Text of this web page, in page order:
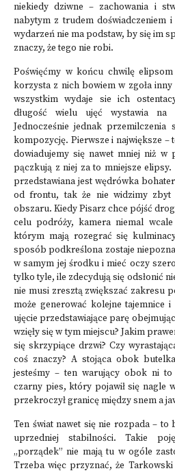
niekiedy dziwne – zachowania i
nabytym z trudem doświadczeniem
wydarzeń nie ma podstaw, by się im
znaczy, że tego nie robi.
Poświęćmy w końcu chwilę
korzysta z nich bowiem w zgoła
wszystkim wydaje sie ich
długość wielu ujęć wystawia na
Jednocześnie jednak przemilczenia
kompozycję. Pierwsze i największe –
dowiadujemy się nawet mniej niż w
pączkują z niej za to mniejsze
przedstawiana jest wędrówka
od frontu, tak że nie widzimy zbyt
obszaru. Kiedy Pisarz chce pójść
celu podróży, kamera niemal
którym mają rozegrać się
sposób podkreślona zostaje
w samym jej środku i mieć oczy
tylko tyle, ile zdecydują się odsłonić
nie musi zresztą zwiększać zakresu
może generować kolejne tajemnice
ujęcie przedstawiające parę
wzięły się w tym miejscu? Jakim
się skrzypiące drzwi? Czy
coś znaczy? A stojąca obok
jesteśmy – ten warujący obok ni
czarny pies, który pojawił się nagle
przekroczył granicę między snem a
Ten świat nawet się nie rozpada – to
uprzedniej stabilności. Takie
„porządek” nie mają tu w ogóle
Trzeba więc przyznać, że